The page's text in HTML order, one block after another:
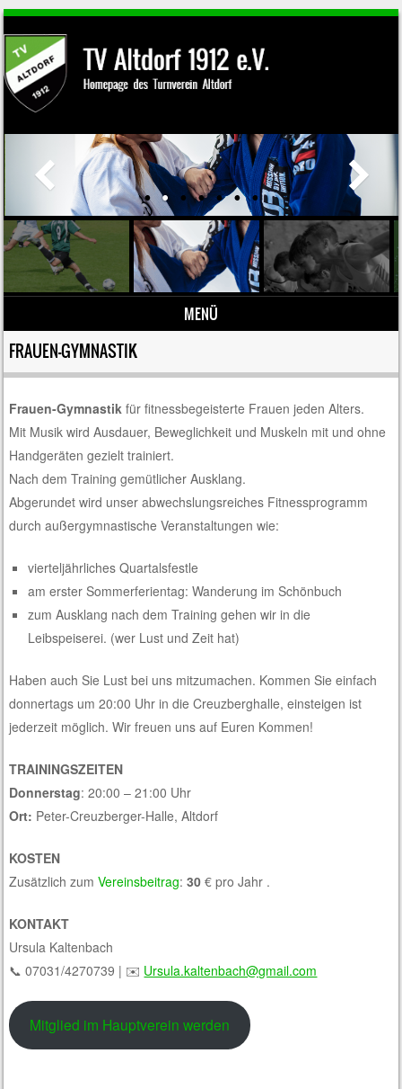
MENÜ
Zum Inhalt springen
FRAUEN-GYMNASTIK
Frauen-Gymnastikfür fitnessbegeisterte Frauen jeden Alters.
Mit Musik wird Ausdauer, Beweglichkeit und Muskeln mit und ohne
Handgeräten gezielt trainiert.
Nach dem Training gemütlicher Ausklang.
Abgerundet wird unser abwechslungsreiches Fitnessprogramm
durch außergymnastische Veranstaltungen wie:
vierteljährliches Quartalsfestle
am erster Sommerferientag: Wanderung im Schönbuch
zum Ausklang nach dem Training gehen wir in die
Leibspeiserei. (wer Lust und Zeit hat)
Haben auch Sie Lust bei uns mitzumachen. Kommen Sie einfach
donnertags um 20:00 Uhr in die Creuzberghalle, einsteigen ist
jederzeit möglich. Wir freuen uns auf Euren Kommen!
TRAININGSZEITEN
Donnerstag: 20:00 – 21:00 Uhr
Ort: Peter-Creuzberger-Halle, Altdorf
KOSTEN
Zusätzlich zumVereinsbeitrag:30 € pro Jahr .
KONTAKT
Ursula Kaltenbach
📞 07031/4270739 | ✉️ Ursula.kaltenbach@gmail.com
Mitglied im Hauptverein werden